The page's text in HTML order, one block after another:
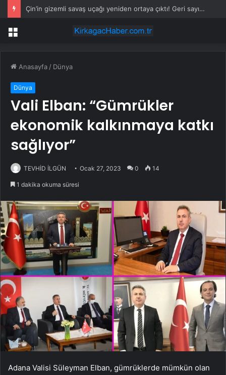
Çin’in gizemli savaş uçağı yeniden ortaya çıktı! Geri sayım başladı
Menü
Anasayfa / Dünya
Dünya
Vali Elban: “Gümrükler
ekonomik kalkınmaya katkı
sağlıyor”
TEVHİD İLGÜN Ocak 27, 2023 0 14
1 dakika okuma süresi
Adana Valisi Süleyman Elban, gümrüklerde mümkün olan